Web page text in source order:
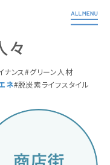
々
ナンス
グリーン人材
ネ 脱炭素ライフスタイル